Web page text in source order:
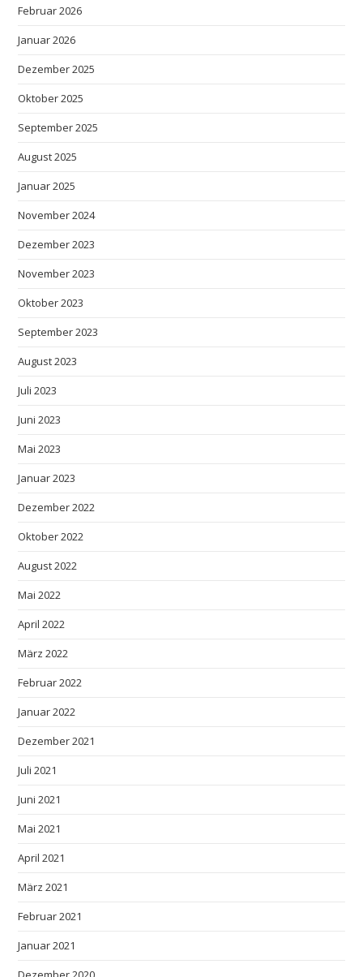
Februar 2026
Januar 2026
Dezember 2025
Oktober 2025
September 2025
August 2025
Januar 2025
November 2024
Dezember 2023
November 2023
Oktober 2023
September 2023
August 2023
Juli 2023
Juni 2023
Mai 2023
Januar 2023
Dezember 2022
Oktober 2022
August 2022
Mai 2022
April 2022
März 2022
Februar 2022
Januar 2022
Dezember 2021
Juli 2021
Juni 2021
Mai 2021
April 2021
März 2021
Februar 2021
Januar 2021